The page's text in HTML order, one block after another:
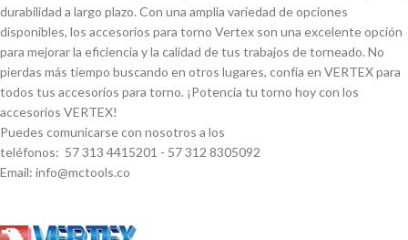
durabilidad a largo plazo. Con una amplia variedad de opciones
disponibles, los accesorios para torno Vertex son una excelente opción
para mejorar la eficiencia y la calidad de tus trabajos de torneado. No
pierdas más tiempo buscando en otros lugares, confí­a en VERTEX para
todos tus accesorios para torno. ¡Potencia tu torno hoy con los
accesorios VERTEX!
Puedes comunicarse con nosotros a los
teléfonos: 57 313 4415201 - 57 312 8305092
Email: info@mctools.co